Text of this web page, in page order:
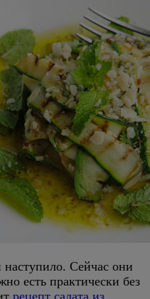
Сейчас они
есть практически без
рецепт салата из